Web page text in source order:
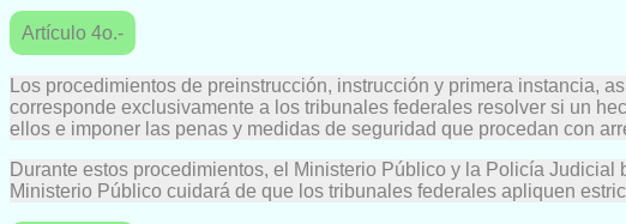
Artículo 4o.-
Los procedimientos de preinstrucción, instrucción y primera instancia,
corresponde exclusivamente a los tribunales federales resolver si un
ellos e imponer las penas y medidas de seguridad que procedan con
Durante estos procedimientos, el Ministerio Público y la Policía
Ministerio Público cuidará de que los tribunales federales apliquen